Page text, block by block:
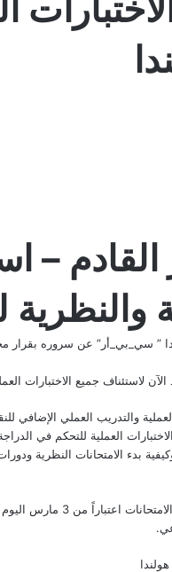
القادم –
جميع الاختبارات العملية
والتدريب العملي الإضافي
بدء الامتحانات النظرية